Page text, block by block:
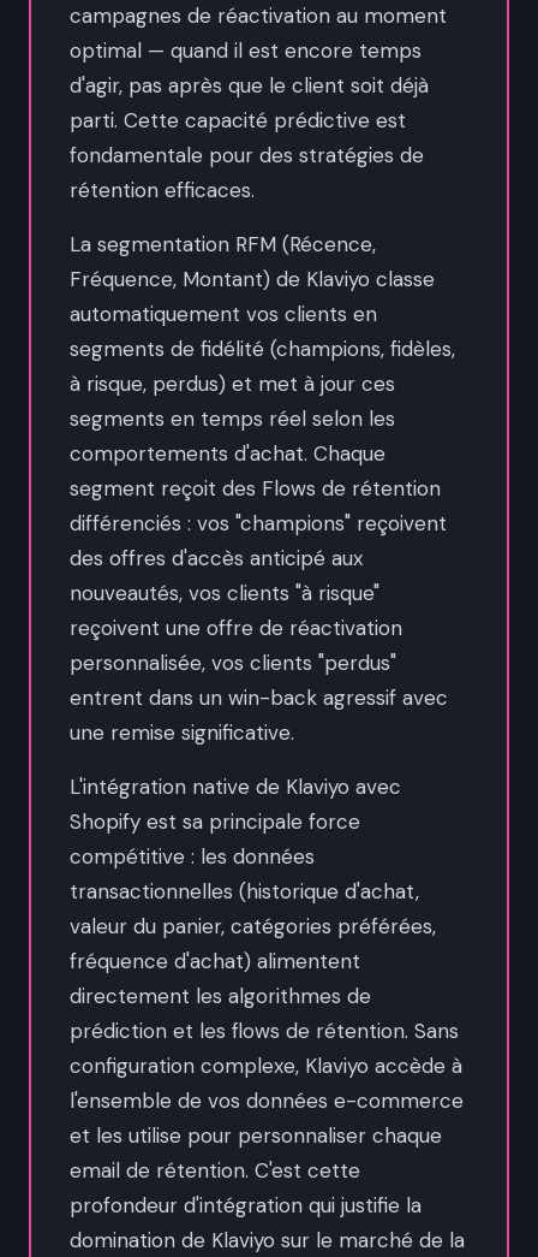
campagnes de réactivation au moment
optimal — quand il est encore temps
d'agir, pas après que le client soit déjà
parti. Cette capacité prédictive est
fondamentale pour des stratégies de
rétention efficaces.
La segmentation RFM (Récence,
Fréquence, Montant) de Klaviyo classe
automatiquement vos clients en
segments de fidélité (champions, fidèles,
à risque, perdus) et met à jour ces
segments en temps réel selon les
comportements d'achat. Chaque
segment reçoit des Flows de rétention
différenciés : vos "champions" reçoivent
des offres d'accès anticipé aux
nouveautés, vos clients "à risque"
reçoivent une offre de réactivation
personnalisée, vos clients "perdus"
entrent dans un win-back agressif avec
une remise significative.
L'intégration native de Klaviyo avec
Shopify est sa principale force
compétitive : les données
transactionnelles (historique d'achat,
valeur du panier, catégories préférées,
fréquence d'achat) alimentent
directement les algorithmes de
prédiction et les flows de rétention. Sans
configuration complexe, Klaviyo accède à
l'ensemble de vos données e-commerce
et les utilise pour personnaliser chaque
email de rétention. C'est cette
profondeur d'intégration qui justifie la
domination de Klaviyo sur le marché de la